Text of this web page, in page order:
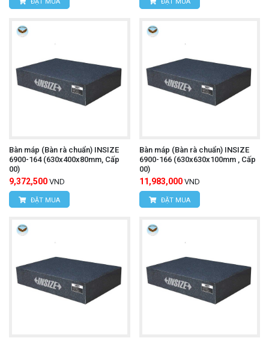
Bàn máp (Bàn rà chuẩn) INSIZE
6900-164 (630x400x80mm, Cấp
00)
9,372,500 VND
ĐẶT MUA
Bàn máp (Bàn rà chuẩn) INSIZE
6900-166 (630x630x100mm , Cấp
00)
11,983,000 VND
ĐẶT MUA